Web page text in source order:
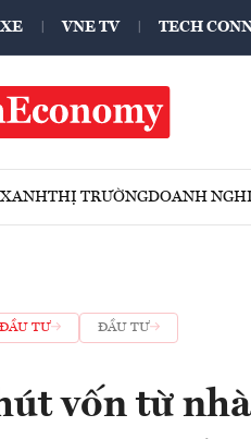
XE VNE TV TECH
THỊ TRƯỜNGDOANH
TƯ ĐẦU TƯ
vốn từ